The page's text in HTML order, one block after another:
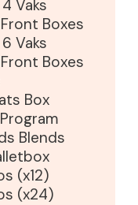
Vaks
Boxes
Vaks
Boxes
Box
Blends
(x12)
(x24)